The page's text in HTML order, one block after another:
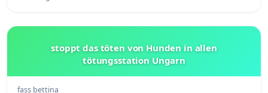
stoppt das töten von Hunden in allen
tötungsstation Ungarn
fass bettina